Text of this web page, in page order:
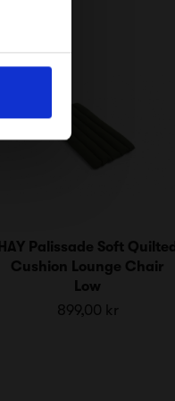
HAY Palissade Soft Quilted
Cushion Lounge Chair
Low
899,00 kr